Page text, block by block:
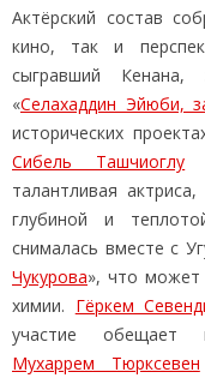
Актёрский состав
кино, так и
сыгравший Кенана,
«Селахаддин Эйюби,
исторических
Сибель Ташчиоглу
талантливая
глубиной и
снималась вместе с
Чукурова», что может
химии. Гёркем
участие обещает
Мухаррем Тюрксевен